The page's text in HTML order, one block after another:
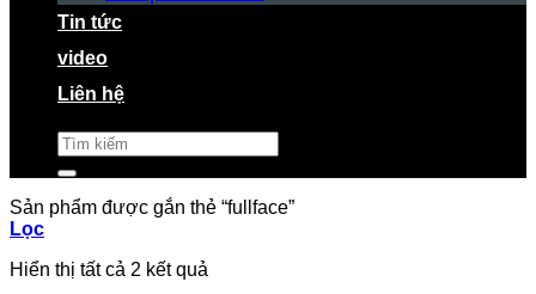
Tin tức
video
Liên hệ
Tìm
kiếm:
Sản phẩm được gắn thẻ “fullface”
Lọc
Hiển thị tất cả 2 kết quả